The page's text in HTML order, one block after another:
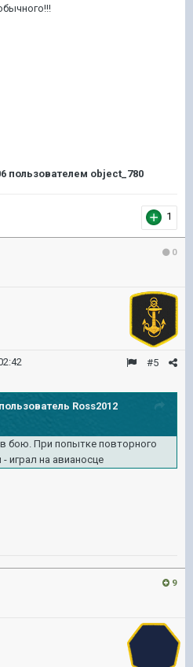
пользователем object_780
1
0
#5
Ross2012
бою. При попытке повторного
играл на авианосце
9